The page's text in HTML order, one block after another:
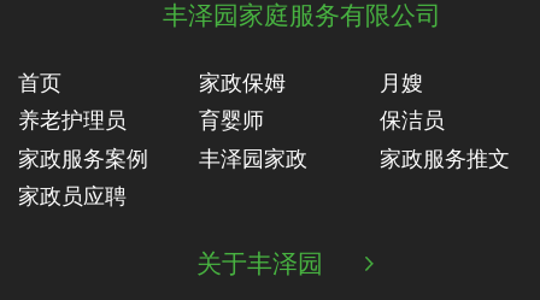
丰泽园家庭服务有限公司
首页 家政保姆
月嫂
养老护理员
育婴师
保洁员
家政服务案例
丰泽园家政
家政服务推文
家政员应聘
关于丰泽园 